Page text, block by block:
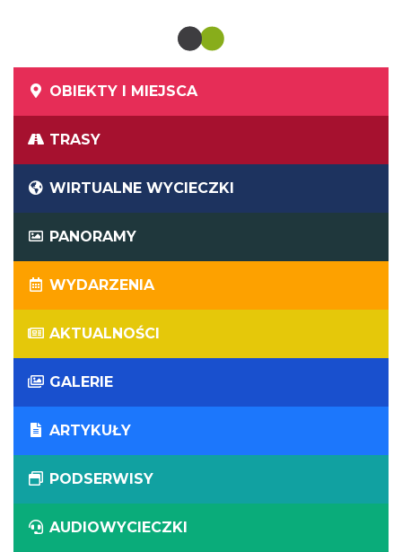
OBIEKTY I MIEJSCA
TRASY
WIRTUALNE WYCIECZKI
PANORAMY
WYDARZENIA
AKTUALNOŚCI
GALERIE
ARTYKUŁY
PODSERWISY
AUDIOWYCIECZKI